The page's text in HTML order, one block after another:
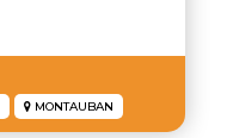
MONTAUBAN